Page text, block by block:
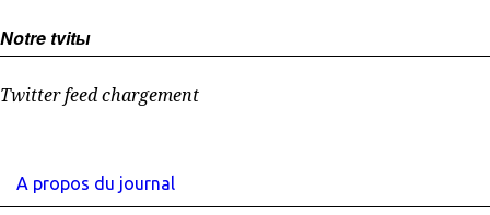
Notre tvitы
Twitter feed chargement
A propos du journal